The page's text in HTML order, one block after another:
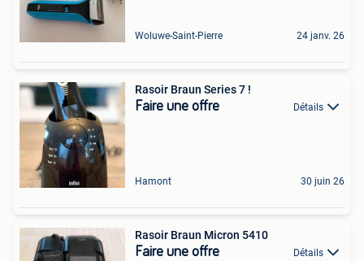
Woluwe-Saint-Pierre 24 janv. 26
Rasoir Braun Series 7 !
Faire une offre Détails
Hamont 30 juin 26
Rasoir Braun Micron 5410
Faire une offre Détails